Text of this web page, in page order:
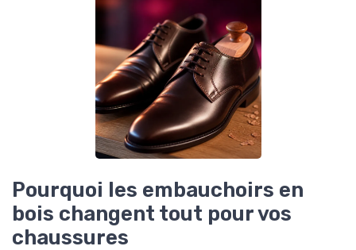
Pourquoi les embauchoirs en
bois changent tout pour vos
chaussures